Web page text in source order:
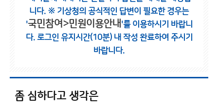
니다. ※ 기상청의 공식적인 답변이 필요한 경우는
'국민참여>민원이용안내 '를 이용하시기 바랍니
다. 로그인 유지시간(10분) 내 작성 완료하여 주시기
바랍니다.
좀 심하다고 생각은